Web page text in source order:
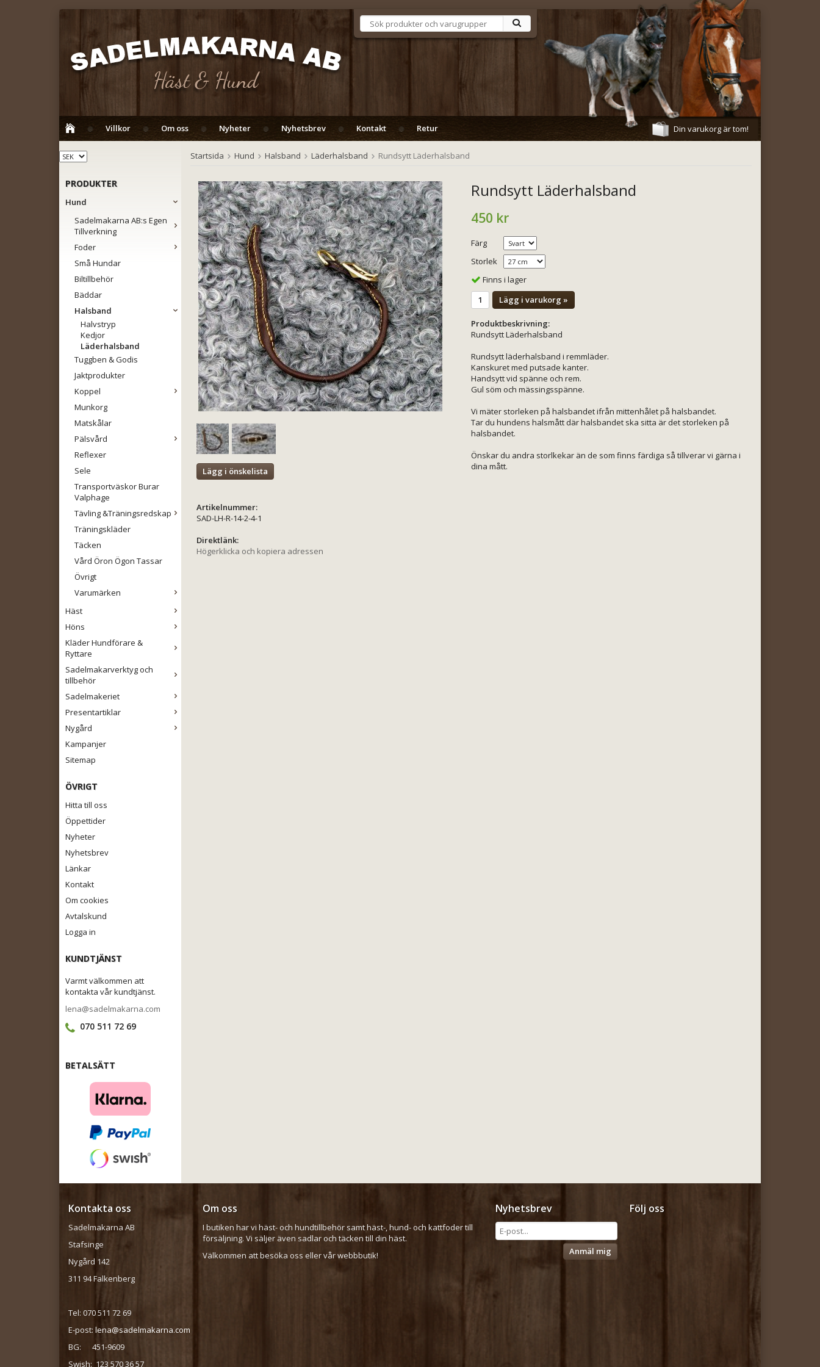
Villkor Om oss Nyheter Nyhetsbrev Kontakt Retur Din varukorg är tom!
PRODUKTER
Hund
Sadelmakarna AB:s Egen
Tillverkning
Foder
Små Hundar
Biltillbehör
Bäddar
Halsband
Halvstryp
Kedjor
Läderhalsband
Tuggben & Godis
Jaktprodukter
Koppel
Munkorg
Matskålar
Pälsvård
Reflexer
Sele
Transportväskor Burar
Valphage
Tävling &Träningsredskap
Träningskläder
Täcken
Vård Öron Ögon Tassar
Övrigt
Varumärken
Häst
Höns
Kläder Hundförare &
Ryttare
Sadelmakarverktyg och
tillbehör
Sadelmakeriet
Presentartiklar
Nygård
Kampanjer
Sitemap
ÖVRIGT
Hitta till oss
Öppettider
Nyheter
Nyhetsbrev
Länkar
Kontakt
Om cookies
Avtalskund
Logga in
KUNDTJÄNST
Varmt välkommen att
kontakta vår kundtjänst.
lena@sadelmakarna.com
070 511 72 69
BETALSÄTT
Startsida Hund Halsband Läderhalsband Rundsytt Läderhalsband
Rundsytt Läderhalsband
450 kr
Färg
Storlek
Finns i lager
Lägg i varukorg »
Produktbeskrivning:
Rundsytt Läderhalsband
Rundsytt läderhalsband i remmläder.
Kanskuret med putsade kanter.
Handsytt vid spänne och rem.
Gul söm och mässingsspänne.
Vi mäter storleken på halsbandet ifrån mittenhålet på halsbandet.
Tar du hundens halsmått där halsbandet ska sitta är det storleken på
halsbandet.
Önskar du andra storlkekar än de som finns färdiga så tillverar vi gärna i
dina mått.
Lägg i önskelista
Artikelnummer:
SAD-LH-R-14-2-4-1
Direktlänk:
Högerklicka och kopiera adressen
Kontakta oss
Sadelmakarna AB
Stafsinge
Nygård 142
311 94 Falkenberg
Tel: 070 511 72 69
E-post: lena@sadelmakarna.com
BG: 451-9609
Swish: 123 570 36 57
Följ oss
Nyhetsbrev
Anmäl mig
Om oss
I butiken har vi häst- och hundtillbehör samt häst-, hund- och kattfoder till
försäljning. Vi säljer även sadlar och täcken till din häst.
Välkommen att besöka oss eller vår webbbutik!